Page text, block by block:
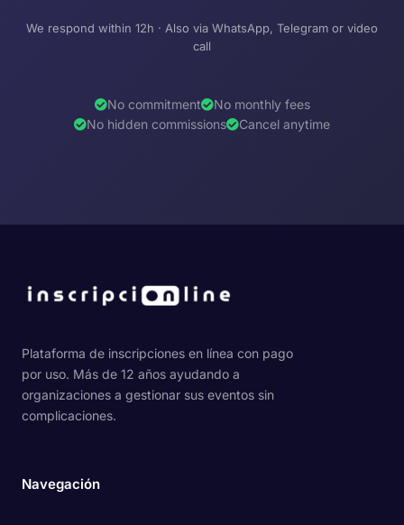
We respond within 12h · Also via WhatsApp, Telegram or video
call
No commitment
No monthly fees
No hidden commissions
Cancel anytime
Plataforma de inscripciones en línea con pago
por uso. Más de 12 años ayudando a
organizaciones a gestionar sus eventos sin
complicaciones.
Navegación